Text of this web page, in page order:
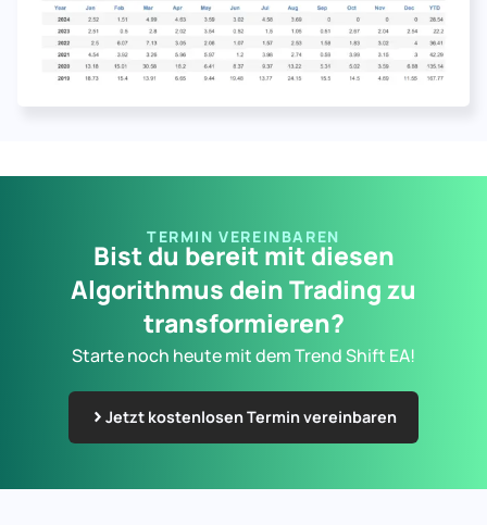
TERMIN VEREINBAREN
Bist du bereit mit diesen
Algorithmus dein Trading zu
transformieren?
Starte noch heute mit dem Trend Shift EA!
Jetzt kostenlosen Termin vereinbaren